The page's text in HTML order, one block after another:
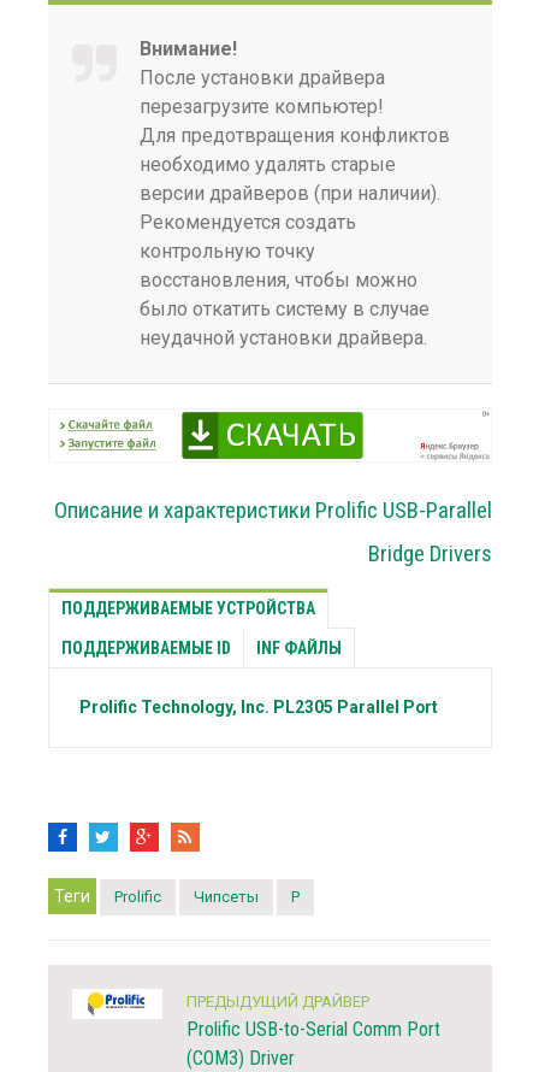
Внимание!
После установки драйвера
перезагрузите компьютер!
Для предотвращения конфликтов
необходимо удалять старые
версии драйверов (при наличии).
Рекомендуется создать
контрольную точку
восстановления, чтобы можно
было откатить систему в случае
неудачной установки драйвера.
Описание и характеристики Prolific USB-Parallel
Bridge Drivers
ПОДДЕРЖИВАЕМЫЕ УСТРОЙСТВА
ПОДДЕРЖИВАЕМЫЕ ID INF ФАЙЛЫ
Prolific Technology, Inc. PL2305 Parallel Port
Теги Prolific Чипсеты P
ПРЕДЫДУЩИЙ ДРАЙВЕР
Prolific USB-to-Serial Comm Port
(COM3) Driver